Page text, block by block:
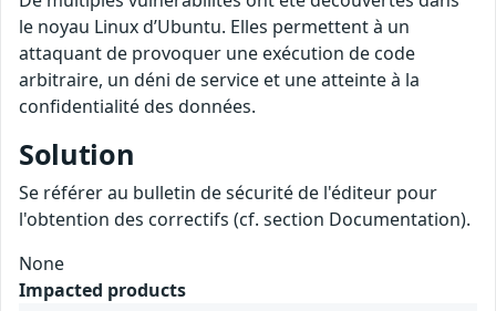
le noyau Linux d’Ubuntu. Elles permettent à un
attaquant de provoquer une exécution de code
arbitraire, un déni de service et une atteinte à la
confidentialité des données.
Solution
Se référer au bulletin de sécurité de l'éditeur pour
l'obtention des correctifs (cf. section Documentation).
None
Impacted products